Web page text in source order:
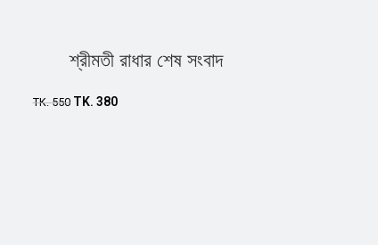
শ্রীমতী রাধার শেষ সংবাদ
TK.550 TK. 380